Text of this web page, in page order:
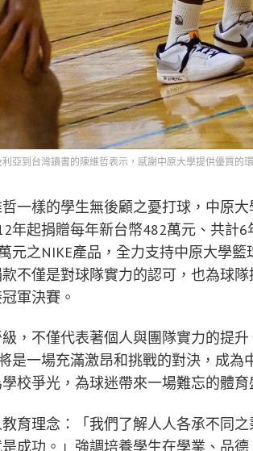
亞到台灣讀書的陳維哲表示，感謝中原大學提供優質的
一樣的學生無後顧之憂打球，中原
年起捐贈每年新台幣482萬元、共計
元之NIKE產品，全力支持中原大學
不僅是對球隊實力的認可，也為球
軍決賽。
，不僅代表著個人與團隊實力的提
是一場充滿激昂和挑戰的對決，成為
校爭光，為球迷帶來一場難忘的體育
育理念：「我們了解人人各承不同
成功。」強調培養學生在學業、品